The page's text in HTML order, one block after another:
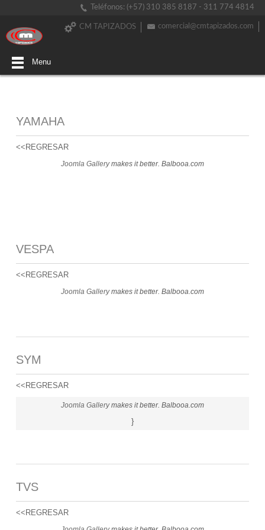
Teléfonos: (+57) 310 385 8187 - 311 774 4814
comercial@cmtapizados.com
CM TAPIZADOS
Menu
YAMAHA
<<REGRESAR
Joomla Gallerymakes it better. Balbooa.com
VESPA
<<REGRESAR
Joomla Gallerymakes it better. Balbooa.com
SYM
<<REGRESAR
Joomla Gallerymakes it better. Balbooa.com
}
TVS
<<REGRESAR